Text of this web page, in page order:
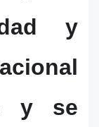
y
y se